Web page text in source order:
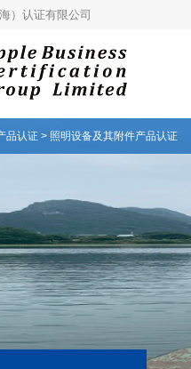
）认证有限公司
品认证 > 照明设备及其附件产品认证